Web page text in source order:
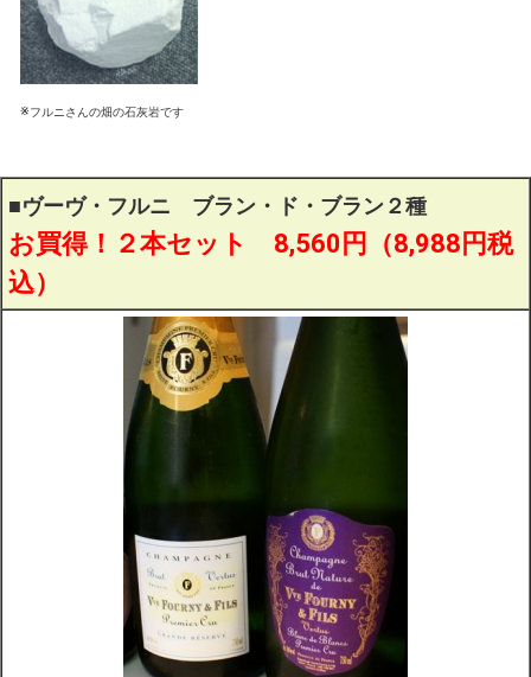
※フルニさんの畑の石灰岩です
■ヴーヴ・フルニ ブラン・ド・ブラン２種
お買得！２本セット 8,560円（8,988 円税
込）